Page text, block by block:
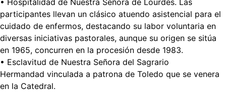
• Hospitalidad de Nuestra Señora de Lourdes. Las
participantes llevan un clásico atuendo asistencial para el
cuidado de enfermos, destacando su labor voluntaria en
diversas iniciativas pastorales, aunque su origen se sitúa
en 1965, concurren en la procesión desde 1983.
• Esclavitud de Nuestra Señora del Sagrario
Hermandad vinculada a patrona de Toledo que se venera
en la Catedral.